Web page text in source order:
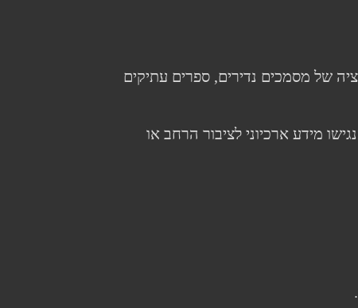
של מסמכים נדירים, ספרים עתיקים
מידע ארכיוני לציבור הרחב או